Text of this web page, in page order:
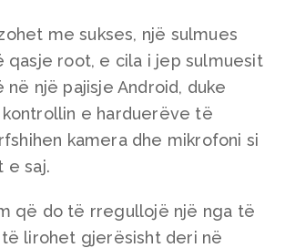
me sukses, një sulmues
qasje root, e cila i jep sulmuesit
një pajisje Android, duke
e harduerëve të
kamera dhe mikrofoni si
e saj.
që do të rregullojë një nga të
lirohet gjerësisht deri në